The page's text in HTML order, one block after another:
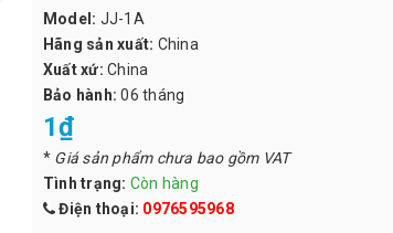
Model: JJ-1A
Hãng sản xuất: China
Xuất xứ: China
Bảo hành: 06 tháng
1₫
* Giá sản phẩm chưa bao gồm VAT
Tình trạng: Còn hàng
Điện thoại: 0976595968